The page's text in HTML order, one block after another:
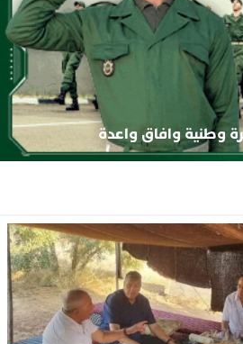
وطنية وافاق واعدة